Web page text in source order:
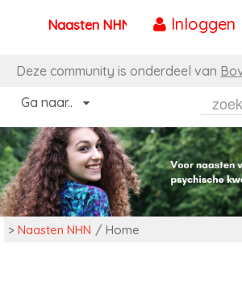
Naar content
Inloggen
Naasten NHN
Deze community is onderdeel van
Ga naar..
> Naasten NHN / Home